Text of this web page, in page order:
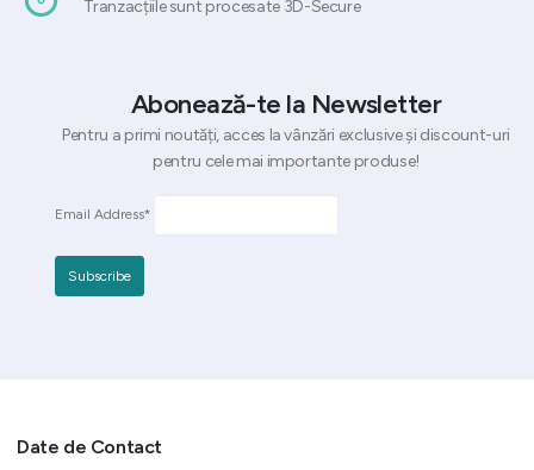
Tranzacțiile sunt procesate 3D-Secure
Abonează-te la Newsletter
Pentru a primi noutăți, acces la vânzări exclusive și discount-uri
pentru cele mai importante produse!
Email Address*
Date de Contact